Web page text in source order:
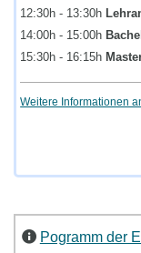
12:30h - 13:30h
14:00h - 15:00h
15:30h - 16:15h
Weitere Informationen
Pogramm der